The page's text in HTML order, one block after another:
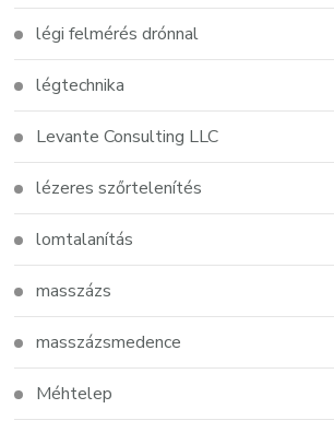
légi felmérés drónnal
légtechnika
Levante Consulting LLC
lézeres szőrtelenítés
lomtalanítás
masszázs
masszázsmedence
Méhtelep